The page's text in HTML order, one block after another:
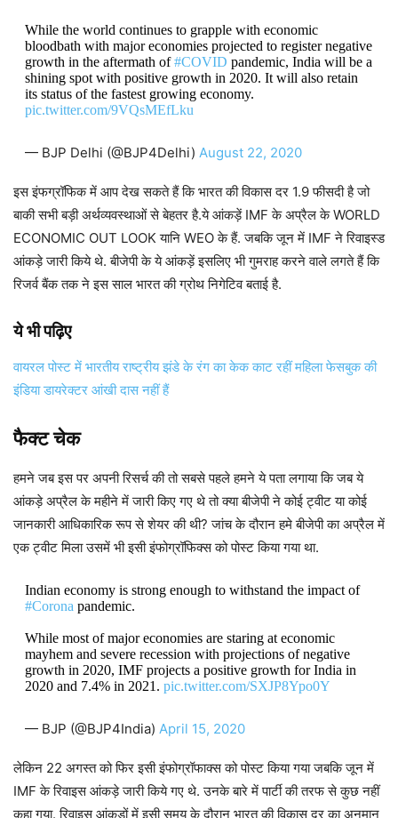
While the world continues to grapple with economic
bloodbath with major economies projected to register negative
growth in the aftermath of#COVID pandemic, India will be a
shining spot with positive growth in 2020. It will also retain
its status of the fastest growing economy.
pic.twitter.com/9VQsMEfLku
— BJP Delhi (@BJP4Delhi) August 22, 2020
इस इंफग्रॉफिक में आप देख सकते हैं कि भारत की विकास दर 1.9 फीसदी है जो
बाकी सभी बड़ी अर्थव्यवस्थाओं से बेहतर है.ये आंकड़ें IMF के अप्रैल के WORLD
ECONOMIC OUT LOOK यानि WEO के हैं. जबकि जून में IMF ने रिवाइस्ड
आंकड़े जारी किये थे. बीजेपी के ये आंकड़ें इसलिए भी गुमराह करने वाले लगते हैं कि
रिजर्व बैंक तक ने इस साल भारत की ग्रोथ निगेटिव बताई है.
ये भी पढ़िए
वायरल पोस्ट में भारतीय राष्ट्रीय झंडे के रंग का केक काट रहीं महिला फेसबुक की
इंडिया डायरेक्टर आंखी दास नहीं हैं
फैक्ट चेक
हमने जब इस पर अपनी रिसर्च की तो सबसे पहले हमने ये पता लगाया कि जब ये
आंकड़े अप्रैल के महीने में जारी किए गए थे तो क्या बीजेपी ने कोई ट्वीट या कोई
जानकारी आधिकारिक रूप से शेयर की थी? जांच के दौरान हमे बीजेपी का अप्रैल में
एक ट्वीट मिला उसमें भी इसी इंफोग्रॉफिक्स को पोस्ट किया गया था.
Indian economy is strong enough to withstand the impact of
#Corona pandemic.
While most of major economies are staring at economic
mayhem and severe recession with projections of negative
growth in 2020, IMF projects a positive growth for India in
2020 and 7.4% in 2021. pic.twitter.com/SXJP8Ypo0Y
— BJP (@BJP4India) April 15, 2020
लेकिन 22 अगस्त को फिर इसी इंफोग्रॉफाक्स को पोस्ट किया गया जबकि जून में
IMF के रिवाइस आंकड़े जारी किये गए थे. उनके बारे में पार्टी की तरफ से कुछ नहीं
कहा गया. रिवाइस आंकड़ों में इसी समय के दौरान भारत की विकास दर का अनुमान